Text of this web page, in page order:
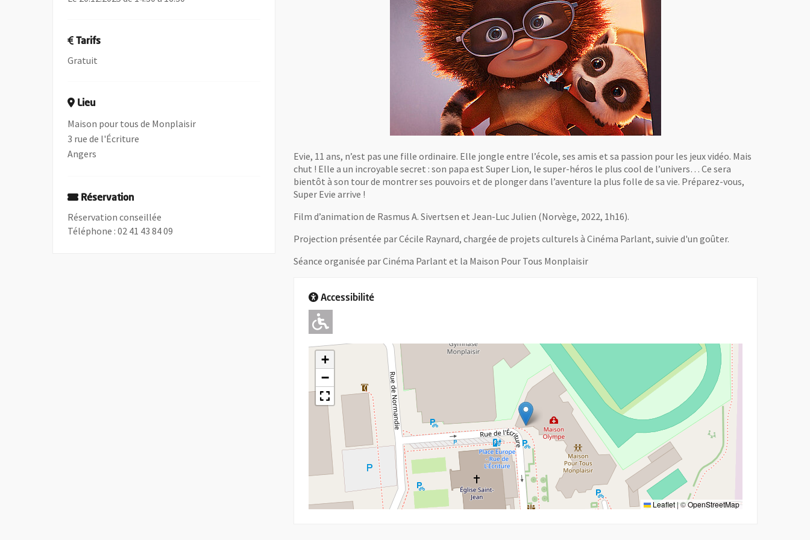
Evie, 11 ans, n’est pas une fille ordinaire. Elle jongle entre l’école, ses amis et sa passion pour les jeux vidéo. Mais
chut ! Elle a un incroyable secret : son papa est Super Lion, le super-héros le plus cool de l’univers… Ce sera
bientôt à son tour de montrer ses pouvoirs et de plonger dans l’aventure la plus folle de sa vie. Préparez-vous,
Super Evie arrive !
Film d’animation de Rasmus A. Sivertsen et Jean-Luc Julien (Norvège, 2022, 1h16).
Projection présentée par Cécile Raynard, chargée de projets culturels à Cinéma Parlant, suivie d'un goûter.
Séance organisée par Cinéma Parlant et la Maison Pour Tous Monplaisir
Accessibilité
Adapté pour l'handicap Moteur
+
−
Leaflet | ©OpenStreetMap
Tarifs
Gratuit
Lieu
Maison pour tous de Monplaisir
3 rue de l'Écriture
Angers
Réservation
Réservation conseillée
Téléphone : 02 41 43 84 09